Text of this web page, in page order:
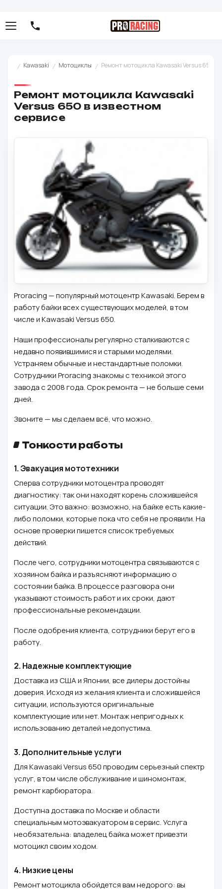
Kawasaki Мотоциклы Ремонт мотоцикла Kawasaki Versus 650 в
Ремонт мотоцикла Kawasaki
Versus 650 в известном
сервисе
Proracing — популярный мотоцентр Kawasaki. Берем в
работу байки всех существующих моделей, в том
числе и Kawasaki Versus 650.
Наши профессионалы регулярно сталкиваются с
недавно появившимися и старыми моделями.
Устраняем обычные и нестандартные поломки.
Сотрудники Proracing знакомы с техникой этого
завода с 2008 года. Срок ремонта — не больше семи
дней.
Звоните — мы сделаем всё, что можно.
Тонкости работы
1.Эвакуация мототехники
Сперва сотрудники мотоцентра проводят
диагностику: так они находят корень сложившейся
ситуации. Это важно: возможно, на байке есть какие-
либо поломки, которые пока что себя не проявили. На
основе проверки пишется список требуемых
действий.
После чего, сотрудники мотоцентра связываются с
хозяином байка и разъясняют информацию о
состоянии байка. В процессе разговора они
указывают стоимость работ и их сроки, дают
профессиональные рекомендации.
После одобрения клиента, сотрудники берут его в
работу.
2. Надежные комплектующие
Доставка из США и Японии, все дилеры достойны
доверия. Исходя из желания клиента и сложившейся
ситуации, используются оригинальные
комплектующие или нет. Монтаж непригодных к
использованию деталей недопустима.
3. Дополнительные услуги
Для Kawasaki Versus 650 проводим серьезный спектр
услуг, в том числе обслуживание и шиномонтаж,
ремонт карбюратора.
Доступна доставка по Москве и области
специальным мотоэвакуатором в сервис. Услуга
необязательна: владелец байка может привезти
мотоцикл своим ходом.
4. Низкие цены
Ремонт мотоцикла обойдется вам недорого: вы